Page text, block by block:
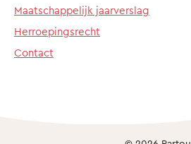
Maatschappelijk jaarverslag
Herroepingsrecht
Contact